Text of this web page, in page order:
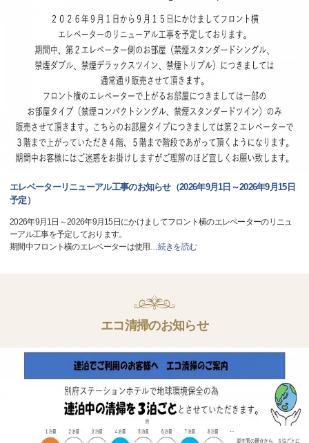
エレベーターリニューアル工事のお知らせ（2026年9月1日～2026年9月15日
予定）
2026年9月1日～2026年9月15日にかけましてフロント横のエレベーターのリニュ
ーアル工事を予定しております。
期間中フロント横のエレベーターは使用…続きを読む
エコ清掃のお知らせ